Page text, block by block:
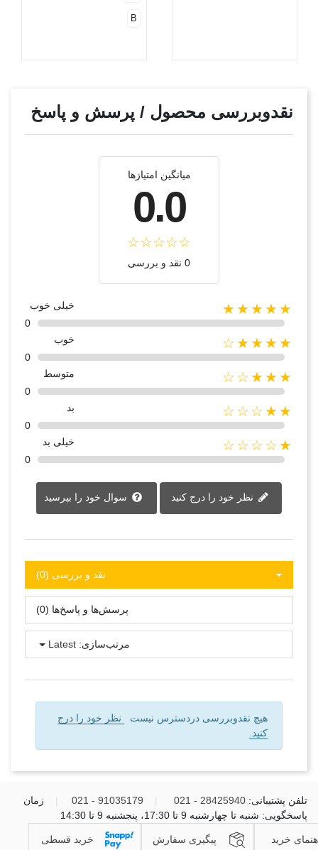
B
نقدوبررسی محصول / پرسش و پاسخ
میانگین امتیازها
0.0
0 نقد و بررسی
★★★★★
خیلی خوب
0
★★★★☆
خوب
0
★★★☆☆
متوسط
0
★★☆☆☆
بد
0
★☆☆☆☆
خیلی بد
0
سوال خود را بپرسید
نقد و بررسی‌‌ (0)
پرسش‌ها و پاسخ‌ها (0)
مرتب‌سازی: Latest
هیچ نقدوبررسی دردسترس نیست
نظر خود را درج
کنید.
تلفن پشتیبانی: 28425940 - 021
91035179 - 021
زمان
پاسخگویی: شنبه تا چهارشنبه 9 تا 17:30، پنجشنبه 9 تا 14:30
خرید پیگیری سفارش خرید قسطی